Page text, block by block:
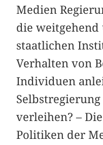
Medien
die weitgehend
staatlichen
Verhalten von
Individuen
verleihen? –
Politiken der